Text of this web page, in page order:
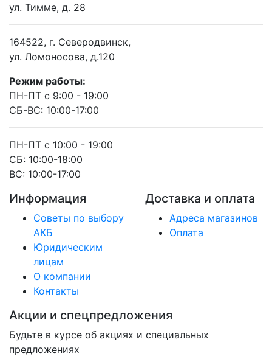
ул. Тимме, д. 28
164522, г. Северодвинск,
ул. Ломоносова, д.120
Режим работы:
ПН-ПТ с 9:00 - 19:00
СБ-ВС: 10:00-17:00
ПН-ПТ с 10:00 - 19:00
СБ: 10:00-18:00
ВС: 10:00-17:00
Информация
Советы по выбору
АКБ
Юридическим
лицам
О компании
Контакты
Доставка и оплата
Адреса магазинов
Оплата
Акции и спецпредложения
Будьте в курсе об акциях и специальных
предложениях